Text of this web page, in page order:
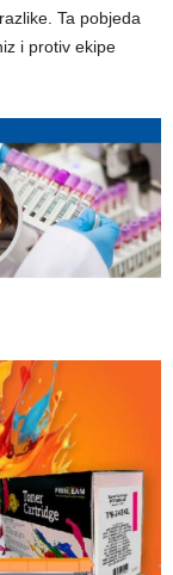
Ta pobjeda
i protiv ekipe